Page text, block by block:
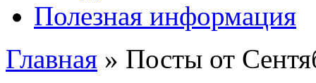
Полезная информация
Главная » Посты от